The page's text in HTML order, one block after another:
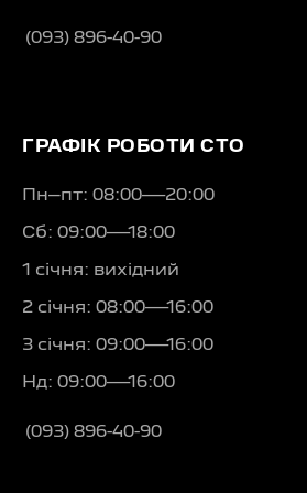
(093) 896-40-90
ГРАФІК РОБОТИ СТО
Пн–пт: 08:00—20:00
Сб: 09:00—18:00
1 січня: вихідний
2 січня: 08:00—16:00
3 січня: 09:00—16:00
Нд: 09:00—16:00
(093) 896-40-90